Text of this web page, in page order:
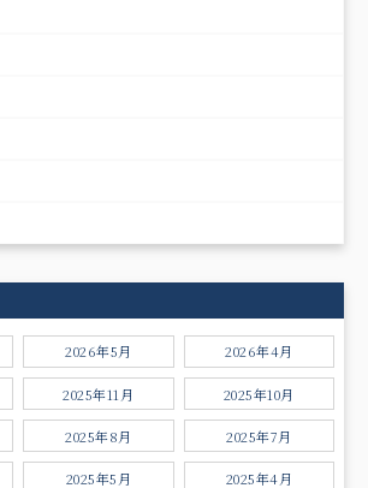
2026年5月 2026年4月
2025年11月 2025年10月
2025年8月 2025年7月
2025年5月 2025年4月